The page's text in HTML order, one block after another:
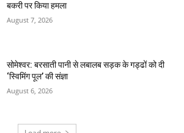
बकरी पर किया हमला
August 7, 2026
सोमेश्वर: बरसाती पानी से लबालब सड़क के गड्ढों को दी
‘स्विमिंग पूल’ की संज्ञा
August 6, 2026